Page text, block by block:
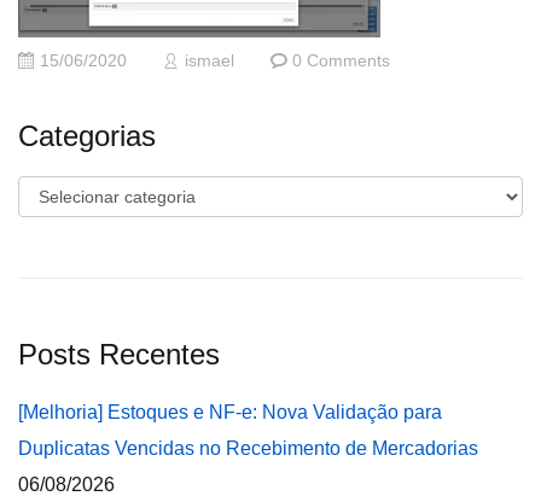
15/06/2020 ismael 0 Comments
Categorias
Categorias
Posts Recentes
[Melhoria] Estoques e NF-e: Nova Validação para
Duplicatas Vencidas no Recebimento de Mercadorias
06/08/2026